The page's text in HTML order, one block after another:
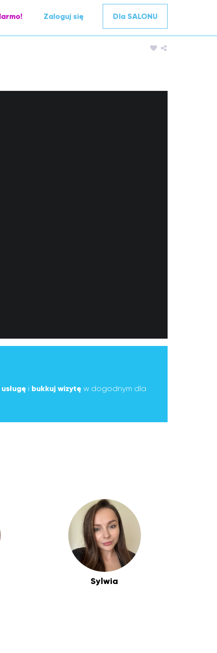
Zaloguj się Dla SALONU
usługę i bukkuj wizytę w dogodnym dla
Sylwia